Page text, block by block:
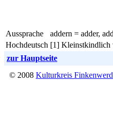
Aussprache
addern = adder,
Hochdeutsch [1] Kleinstkindlich
zur Hauptseite
© 2008 Kulturkreis